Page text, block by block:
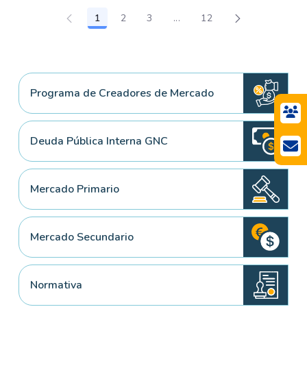
Página
1 Página
2 Página
3 ...Páginas intermedias Use
Página
12
Programa de Creadores de Mercado
Deuda Pública Interna GNC
Mercado Primario
Mercado Secundario
Normativa